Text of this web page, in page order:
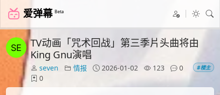
爱弹幕 Beta
TV动画「咒术回战」第三季片头曲将由
King Gnu演唱
seven 情报 2026-01-02 123
0
0
#楼主